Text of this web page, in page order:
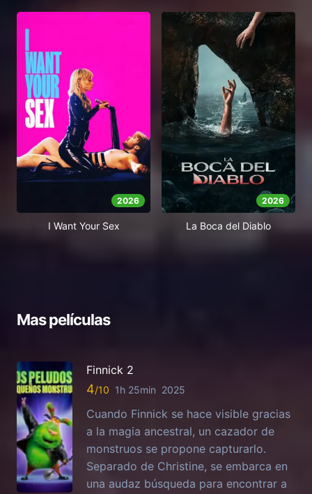
2026
I Want Your Sex
2026
La Boca del Diablo
Mas películas
Finnick 2
4 1h 25min 2025
Cuando Finnick se hace visible gracias
a la magia ancestral, un cazador de
monstruos se propone capturarlo.
Separado de Christine, se embarca en
una audaz búsqueda para encontrar a